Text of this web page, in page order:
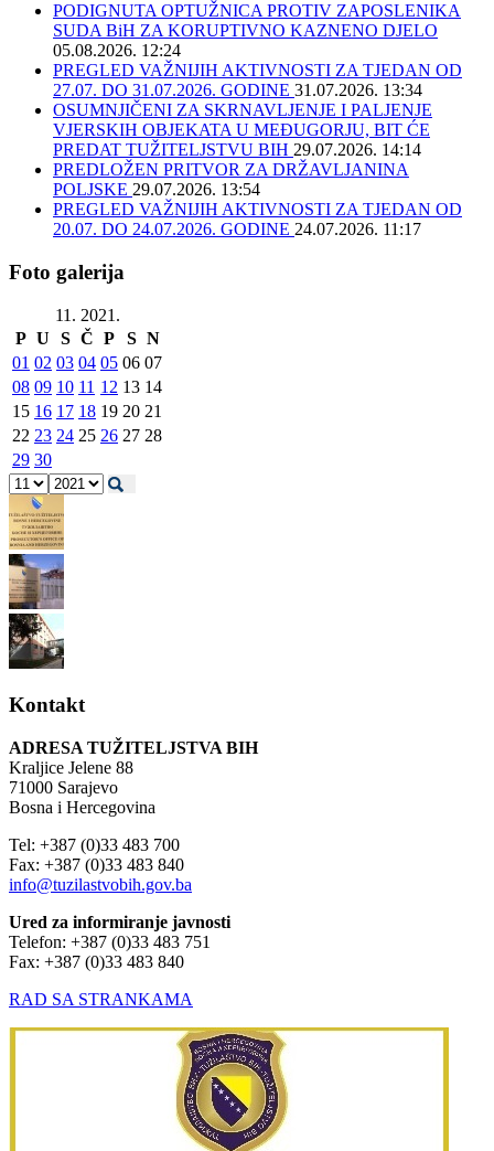
PODIGNUTA OPTUŽNICA PROTIV ZAPOSLENIKA
SUDA BiH ZA KORUPTIVNO KAZNENO DJELO
05.08.2026. 12:24
PREGLED VAŽNIJIH AKTIVNOSTI ZA TJEDAN OD
27.07. DO 31.07.2026. GODINE 31.07.2026. 13:34
OSUMNJIČENI ZA SKRNAVLJENJE I PALJENJE
VJERSKIH OBJEKATA U MEĐUGORJU, BIT ĆE
PREDAT TUŽITELJSTVU BIH 29.07.2026. 14:14
PREDLOŽEN PRITVOR ZA DRŽAVLJANINA
POLJSKE 29.07.2026. 13:54
PREGLED VAŽNIJIH AKTIVNOSTI ZA TJEDAN OD
20.07. DO 24.07.2026. GODINE 24.07.2026. 11:17
Foto galerija
11. 2021.
P U S Č P S N
01 02 03 04 05 06 07
08 09 10 11 12 13 14
15 16 17 18 19 20 21
22 23 24 25 26 27 28
29 30
Kontakt
ADRESA TUŽITELJSTVA BIH
Kraljice Jelene 88
71000 Sarajevo
Bosna i Hercegovina
Tel: +387 (0)33 483 700
Fax: +387 (0)33 483 840
info@tuzilastvobih.gov.ba
Ured za informiranje javnosti
Telefon: +387 (0)33 483 751
Fax: +387 (0)33 483 840
RAD SA STRANKAMA